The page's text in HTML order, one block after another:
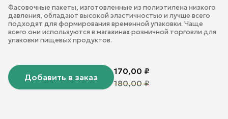
Фасовочные пакеты, изготовленные из полиэтилена низкого
давления, обладают высокой эластичностью и лучше всего
подходят для формирования временной упаковки. Чаще
всего они используются в магазинах розничной торговли для
упаковки пищевых продуктов.
Добавить в заказ
170,00 ₽
180,00₽